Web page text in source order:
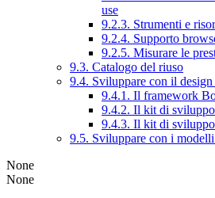
use
9.2.3. Strumenti e
9.2.4. Supporto
9.2.5. Misurare le
9.3. Catalogo del riuso
9.4. Sviluppare con il design
9.4.1. Il framework
9.4.2. Il kit di
9.4.3. Il kit di
9.5. Sviluppare con i
None
None